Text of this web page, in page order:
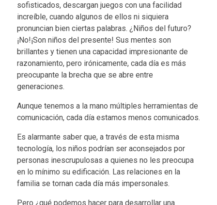
sofisticados, descargan juegos con una facilidad
increíble, cuando algunos de ellos ni siquiera
pronuncian bien ciertas palabras. ¿Niños del futuro?
¡No!¡Son niños del presente! Sus mentes son
brillantes y tienen una capacidad impresionante de
razonamiento, pero irónicamente, cada día es más
preocupante la brecha que se abre entre
generaciones.
Aunque tenemos a la mano múltiples herramientas de
comunicación, cada día estamos menos comunicados.
Es alarmante saber que, a través de esta misma
tecnología, los niños podrían ser aconsejados por
personas inescrupulosas a quienes no les preocupa
en lo mínimo su edificación. Las relaciones en la
familia se tornan cada día más impersonales.
Pero ¿qué podemos hacer para desarrollar una